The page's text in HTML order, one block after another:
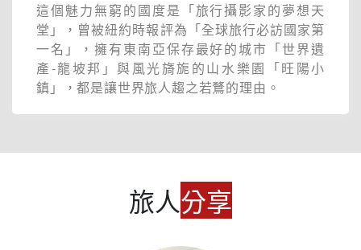
這個魅力無窮的國度是「旅行攝影家的夢想天
堂」，曾被紐約時報評為「全球旅行必訪國家第
一名」，擁有東南亞保存最好的城市「世界遺
產-龍坡邦」與風光旖旎的山水樂園「旺陽小
鎮」，都是讓世界旅人趨之若鶩的理由。
旅人分享